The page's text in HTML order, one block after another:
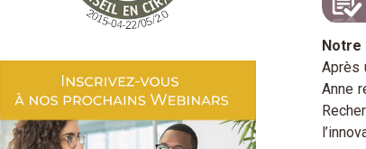
Notre
Après
Anne